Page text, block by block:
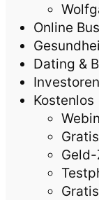
Online
Dating &
Kostenlos
Gratis